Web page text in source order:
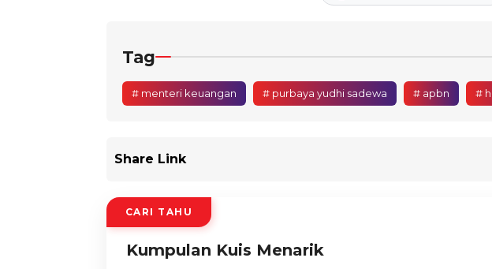
Tag
# menteri keuangan # purbaya yudhi sadewa # apbn #
Share Link
CARI TAHU
Kumpulan Kuis Menarik